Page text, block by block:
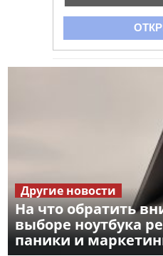
На что обратить
выборе ноутбука
паники и
Другие новости